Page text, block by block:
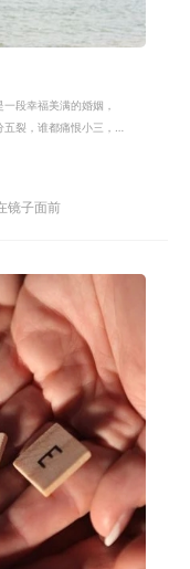
段幸福美满的婚姻，
裂，谁都痛恨小三，
镜子面前